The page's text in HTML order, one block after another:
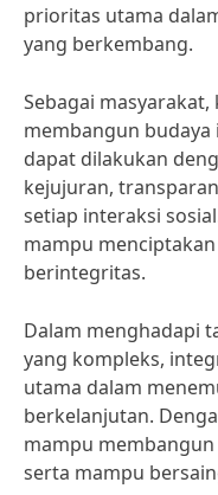
prioritas utama
yang berkembang.
Sebagai
membangun
dapat dilakukan
kejujuran,
setiap interaksi
mampu
berintegritas.
Dalam menghadapi
yang kompleks,
utama dalam
berkelanjutan.
mampu
serta mampu